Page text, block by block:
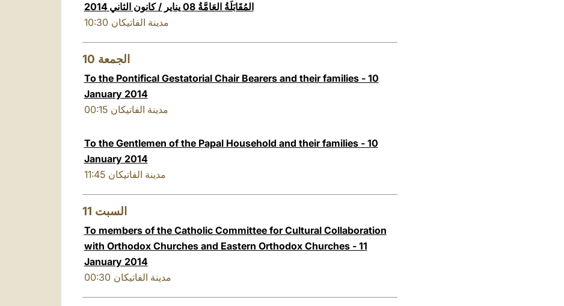
المُقَابَلَةُ العَامَّةُ 08 يناير / كانون الثاني 2014
10:30 مدينة الفاتيكان
10 الجمعة
To the Pontifical Gestatorial Chair Bearers and their families - 10
January 2014
00:15 مدينة الفاتيكان
To the Gentlemen of the Papal Household and their families - 10
January 2014
11:45 مدينة الفاتيكان
11 السبت
To members of the Catholic Committee for Cultural Collaboration
with Orthodox Churches and Eastern Orthodox Churches - 11
January 2014
00:30 مدينة الفاتيكان